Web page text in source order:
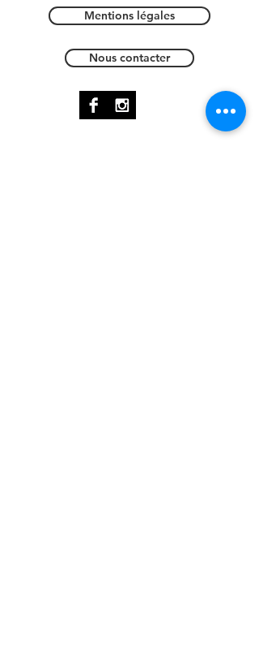
Mentions légales
Nous contacter